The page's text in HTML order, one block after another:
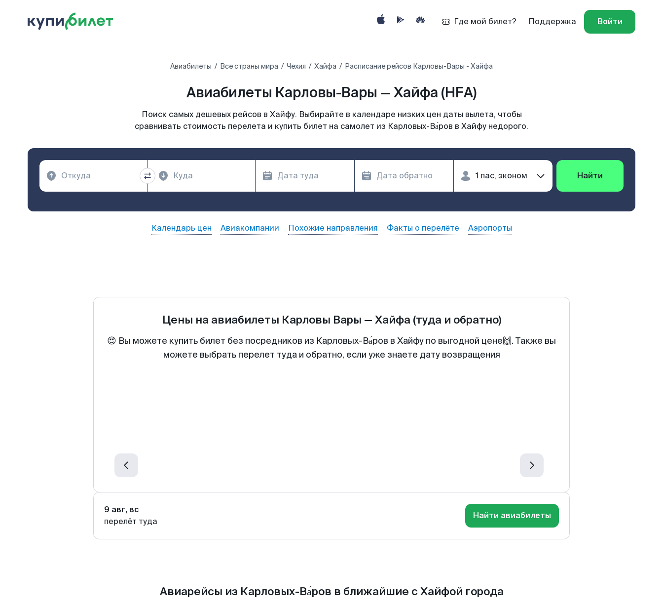
Где мой билет? Поддержка Войти
Авиабилеты Все страны мира Чехия Хайфа Расписание рейсов Карловы-Вары - Хайфа
Авиабилеты Карловы-Вары — Хайфа (HFA)
Поиск самых дешевых рейсов в Хайфу. Выбирайте в календаре низких цен даты вылета, чтобы
сравнивать стоимость перелета и купить билет на самолет из Карловых-Ва́ров в Хайфу недорого.
Найти
Календарь цен Авиакомпании Похожие направления Факты о перелёте Аэропорты
Цены на авиабилеты Карловы Вары — Хайфа (туда и обратно)
😍 Вы можете купить билет без посредников из Карловых-Ва́ров в Хайфу по выгодной цене🙌. Также вы
можете выбрать перелет туда и обратно, если уже знаете дату возвращения
9 авг, вс
перелёт туда
Найти авиабилеты
Авиарейсы из Карловых-Ва́ров в ближайшие с Хайфой города